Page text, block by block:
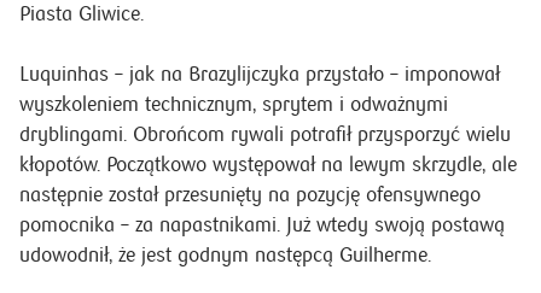
Piasta Gliwice.
Luquinhas – jak na Brazylijczyka przystało – imponował
wyszkoleniem technicznym, sprytem i odważnymi
dryblingami. Obrońcom rywali potrafił przysporzyć wielu
kłopotów. Początkowo występował na lewym skrzydle, ale
następnie został przesunięty na pozycję ofensywnego
pomocnika – za napastnikami. Już wtedy swoją postawą
udowodnił, że jest godnym następcą Guilherme.